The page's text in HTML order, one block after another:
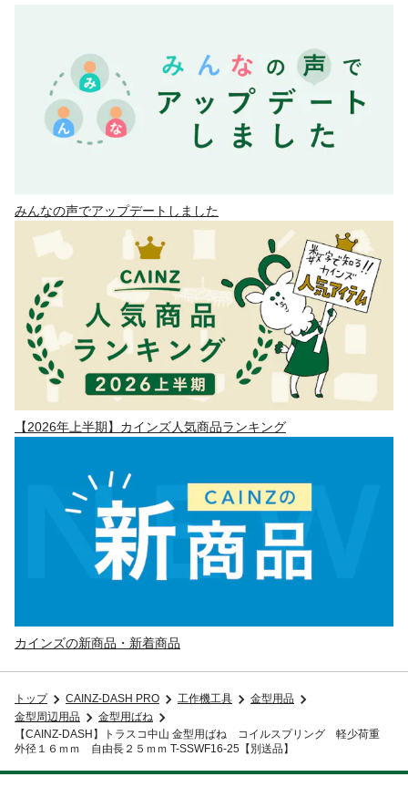
みんなの声でアップデートしました
【2026年上半期】カインズ人気商品ランキング
カインズの新商品・新着商品
トップ CAINZ-DASH PRO 工作機工具
金型用品
金型周辺用品
金型用ばね
【CAINZ-DASH】トラスコ中山 金型用ばね コイルスプリング 軽少荷重
外径１６ｍｍ 自由長２５ｍｍ T-SSWF16-25【別送品】